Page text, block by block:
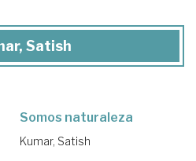
Satish
Somos naturaleza
Kumar, Satish